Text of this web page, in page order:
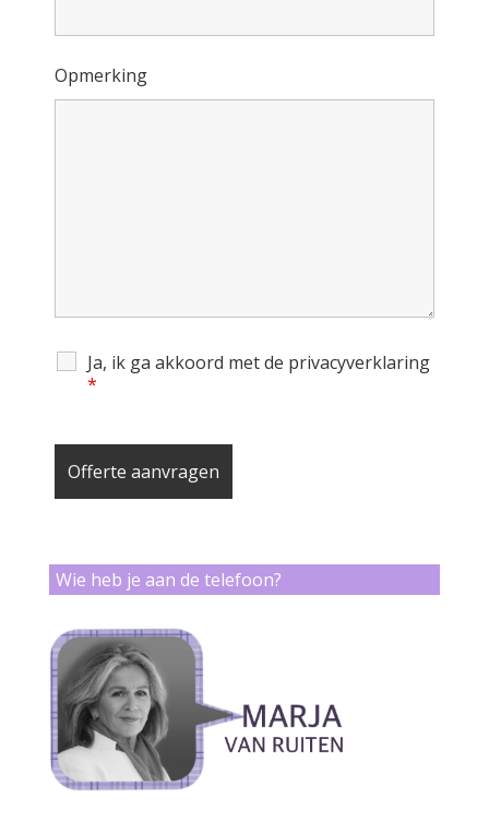
Opmerking
Ja, ik ga akkoord met de privacyverklaring
*
Wie heb je aan de telefoon?